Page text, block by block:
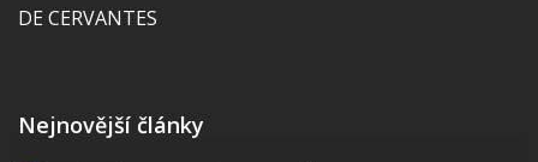
DE CERVANTES
Nejnovější články